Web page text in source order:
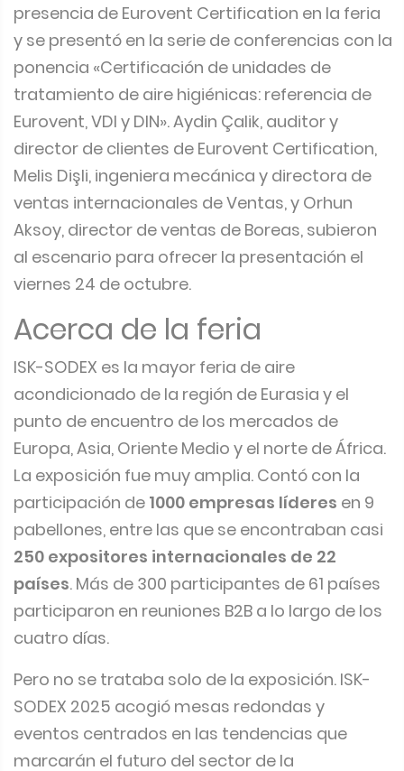
presencia de Eurovent Certification en la feria
y se presentó en la serie de conferencias con la
ponencia «Certificación de unidades de
tratamiento de aire higiénicas: referencia de
Eurovent, VDI y DIN». Aydin Çalik, auditor y
director de clientes de Eurovent Certification,
Melis Dişli, ingeniera mecánica y directora de
ventas internacionales de Ventas, y Orhun
Aksoy, director de ventas de Boreas, subieron
al escenario para ofrecer la presentación el
viernes 24 de octubre.
Acerca de la feria
ISK-SODEX es la mayor feria de aire
acondicionado de la región de Eurasia y el
punto de encuentro de los mercados de
Europa, Asia, Oriente Medio y el norte de África.
La exposición fue muy amplia. Contó con la
participación de 1000 empresas líderes en 9
pabellones, entre las que se encontraban casi
250 expositores internacionales de 22
países. Más de 300 participantes de 61 países
participaron en reuniones B2B a lo largo de los
cuatro días.
Pero no se trataba solo de la exposición. ISK-
SODEX 2025 acogió mesas redondas y
eventos centrados en las tendencias que
marcarán el futuro del sector de la